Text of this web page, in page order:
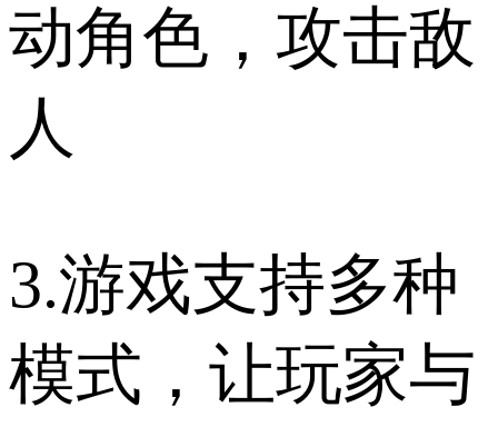
动角色，攻击敌
人
3.游戏支持多种
模式，让玩家与